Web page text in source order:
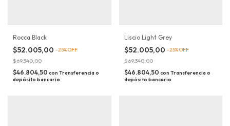
Rocca Black
$52.005,00 -25%OFF
$69.340,00
$46.804,50 con Transferencia o
depósito bancario
Liscio Light Grey
$52.005,00 -25%OFF
$69.340,00
$46.804,50 con Transferencia o
depósito bancario